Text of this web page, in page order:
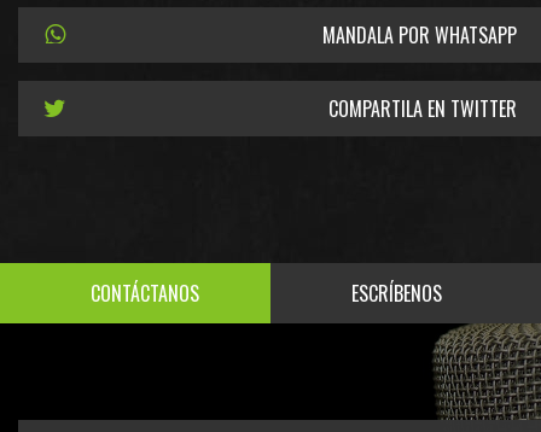
MANDALA POR WHATSAPP
COMPARTILA EN TWITTER
CONTÁCTANOS ESCRÍBENOS